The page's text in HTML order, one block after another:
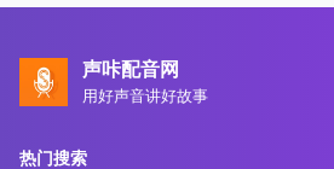
声咔配音网
用好声音讲好故事
热门搜索